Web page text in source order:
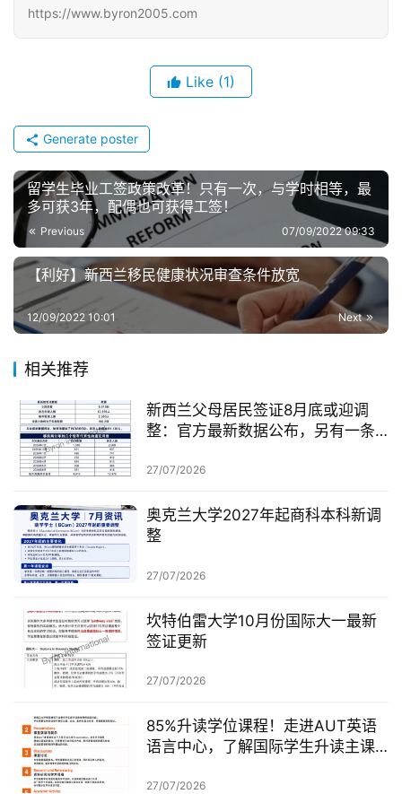
https://www.byron2005.com
Like (1)
Generate poster
留学生毕业工签政策改革！只有一次，与学时相等，最
多可获3年，配偶也可获得工签！
Previous 07/09/2022 09:33
【利好】新西兰移民健康状况审查条件放宽
Next
12/09/2022 10:01
相关推荐
新西兰父母居民签证8月底或迎调
整：官方最新数据公布，另有一条
27/07/2026
奥克兰大学2027年起商科本科新调
整
27/07/2026
坎特伯雷大学10月份国际大一最新
签证更新
27/07/2026
85%升读学位课程！走进AUT英语
语言中心，了解国际学生升读主课
27/07/2026